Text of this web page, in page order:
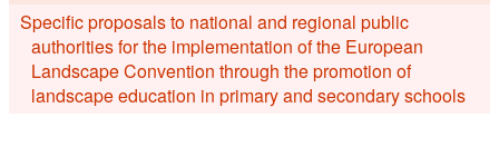
Specific proposals to national and regional public
authorities for the implementation of the European
Landscape Convention through the promotion of
landscape education in primary and secondary schools